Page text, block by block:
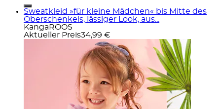
Sweatkleid »für kleine Mädchen« bis Mitte des
Oberschenkels, lässiger Look, aus...
KangaROOS
Aktueller Preis34,99 €